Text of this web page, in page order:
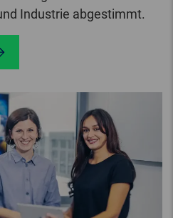
Industrie abgestimmt.